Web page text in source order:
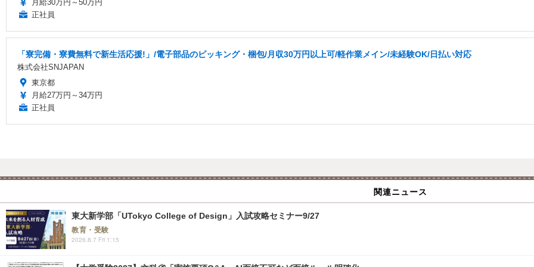
月給30万円～50万円
正社員
「寮完備・寮費無料で新生活応援!」/電子部品のピッキング・梱包/月収30万円以上可/軽作業メイン/未経験OK/日払い対応
株式会社SNJAPAN
東京都
月給27万円～34万円
正社員
関連ニュース
東大新学部「UTokyo College of Design」入試攻略セミナー9/27
教育・受験
2026.8.7 Fri 1:15